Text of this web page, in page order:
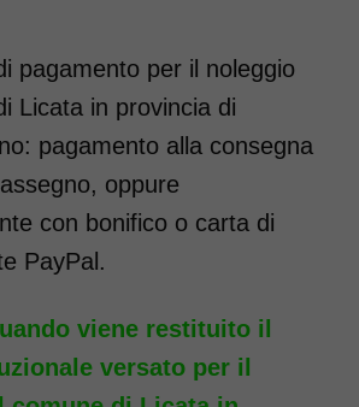
a seguito di un
di tenere la gamba
Il noleggio minimo è
a partire da 96 euro.
a domicilio in
contattaci per
informazioni.
pagamento per il noleggio
Licata in provincia di
pagamento alla consegna
oppure
con bonifico o carta di
PayPal.
viene restituito il
versato per il